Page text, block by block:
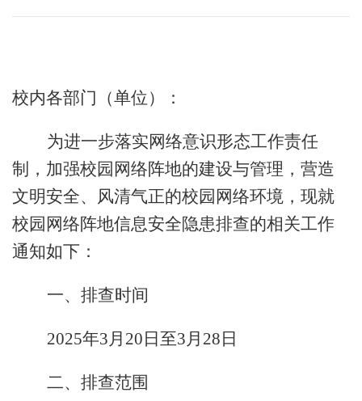
校内各部门（单位）：
为进一步落实网络意识形态工作责任
制，加强校园网络阵地的建设与管理，营造
文明安全、风清气正的校园网络环境，现就
校园网络阵地信息安全隐患排查的相关工作
通知如下：
一、排查时间
2025年3 月 20 日至3月28 日
二、排查范围